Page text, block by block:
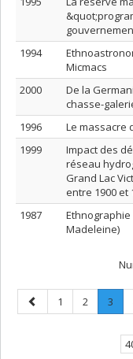
1994
Micmacs
2000
De la
chasse-
1996
Le massacre
1999
Impact des
réseau
Grand Lac
entre 1900 et
1987
Madeleine)
Previous
page
Page
1 Page
2 Page
3